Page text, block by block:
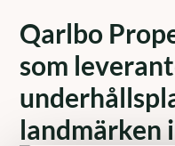
Qarlbo
som
landmärken